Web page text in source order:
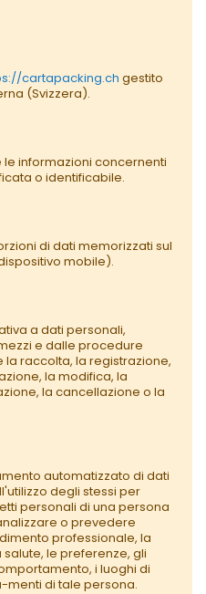
cartapacking.ch gestito
(Svizzera).
informazioni concernenti
o identificabile.
di dati memorizzati sul
mobile).
a dati personali,
e dalle procedure
raccolta, la registrazione,
la modifica, la
la cancellazione o la
automatizzato di dati
degli stessi per
personali di una persona
o prevedere
professionale, la
le preferenze, gli
i luoghi di
menti di tale persona.